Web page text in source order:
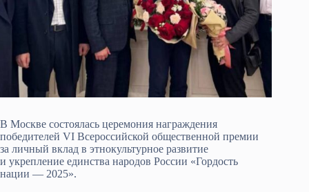
В Москве состоялась церемония награждения
победителей VI Всероссийской общественной премии
за личный вклад в этнокультурное развитие
и укрепление единства народов России «Гордость
нации — 2025».